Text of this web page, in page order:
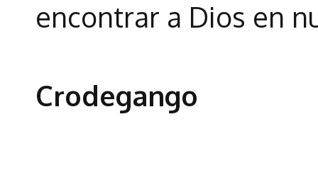
encontrar a Dios en
Crodegango